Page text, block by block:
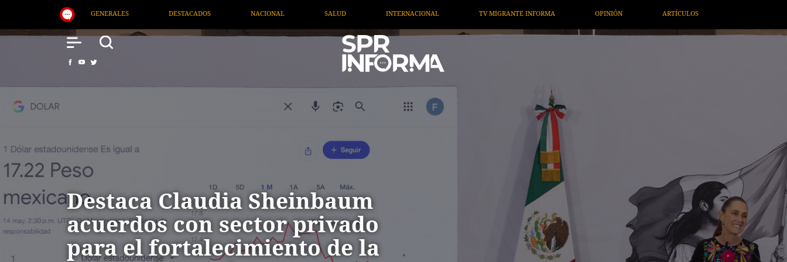
DESTACADOS NACIONAL SALUD INTERNACIONAL TV MIGRANTE INFORMA ARTÍCULOS ARTE / ENTRETENIMIENTO
Destaca Claudia Sheinbaum
acuerdos con sector privado
para el fortalecimiento de la